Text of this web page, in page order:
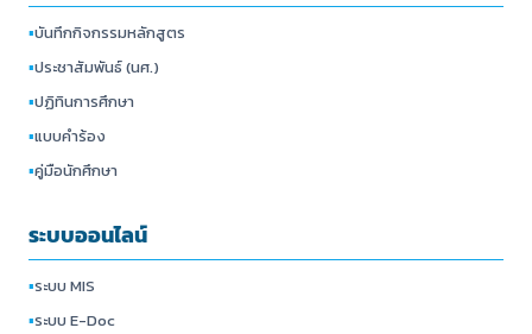
▪บันทึกกิจกรรมหลักสูตร
▪ประชาสัมพันธ์ (นศ.)
▪ปฏิทินการศึกษา
▪แบบคำร้อง
▪คู่มือนักศึกษา
ระบบออนไลน์
▪ระบบ MIS
▪ระบบ E-Doc